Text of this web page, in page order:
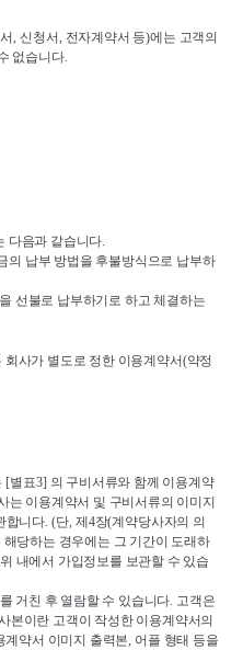
, 신청서, 전자계약서 등)에는 고객의
없습니다.
다음과 같습니다.
의 납부 방법을 후불방식으로 납부하
선불로 납부하기로 하고 체결하는
사가 별도로 정한 이용계약서(약정
[별표3] 의 구비서류와 함께 이용계약
는 이용계약서 및 구비서류의 이미지
합니다. (단, 제 4장(계약당사자의 의
해당하는 경우에는 그 기간이 도래하
내에서 가입정보를 보관할 수 있습
거친 후 열람할 수 있습니다. 고객은
본이란 고객이 작성한 이용계약서의
계약서 이미지 출력본, 어플 형태 등을